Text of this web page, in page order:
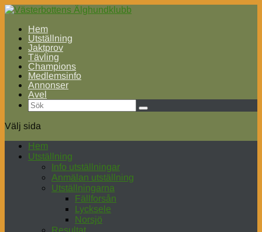
Hem
Utställning
Jaktprov
Tävling
Champions
Medlemsinfo
Annonser
Avel
Välj sida
Hem
Utställning
Info utställningar
Anmälan utställning
Utställningarna
Fällforsån
Lycksele
Norsjö
Resultat